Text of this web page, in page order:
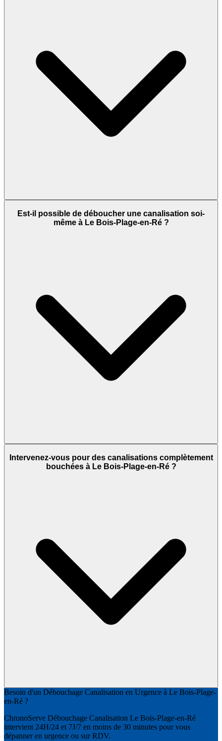
Est-il possible de déboucher une canalisation soi-
même à Le Bois-Plage-en-Ré ?
Intervenez-vous pour des canalisations complètement
bouchées à Le Bois-Plage-en-Ré ?
Besoin d'un Débouchage Canalisation en Urgence à Le Bois-Plage-
en-Ré ?
ChronoServe Débouchage Canalisation Le Bois-Plage-en-Ré
intervient 24H/24 et 7J/7 en moins de 30 minutes pour vous
dépanner en urgence ou sur RDV.